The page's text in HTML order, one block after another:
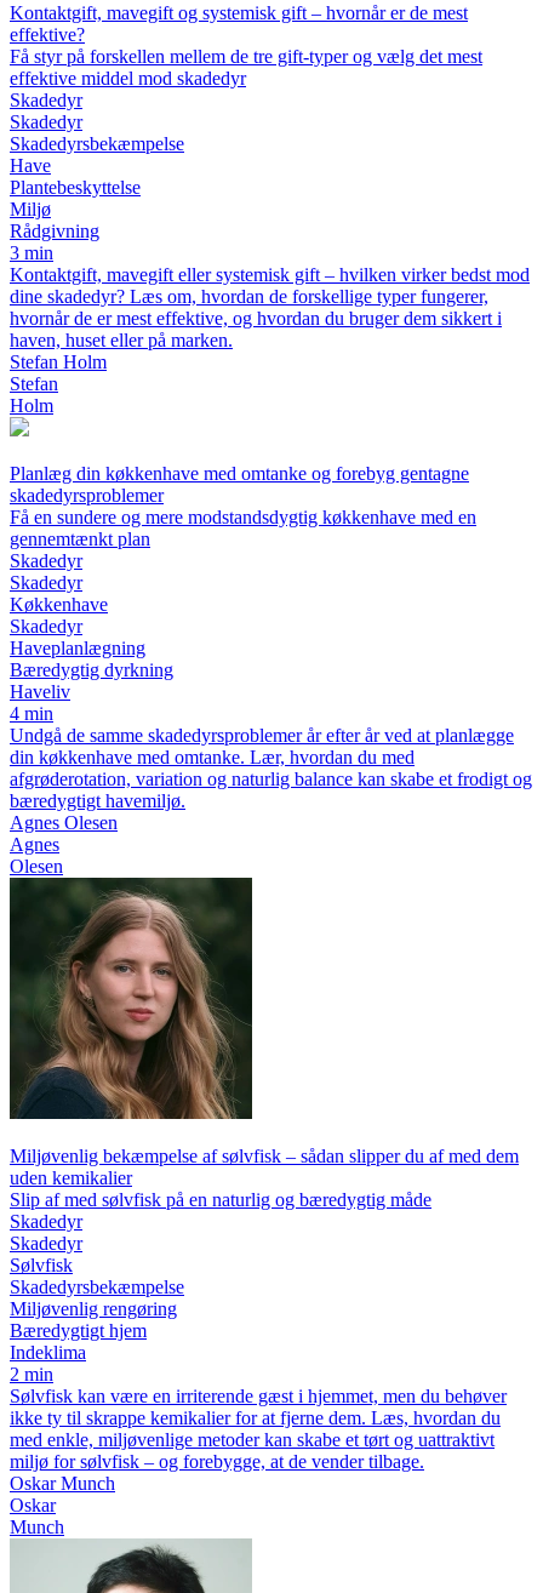
Kontaktgift, mavegift og systemisk gift – hvornår er de mest
effektive?
Få styr på forskellen mellem de tre gift-typer og vælg det mest
effektive middel mod skadedyr
Skadedyr
Skadedyr
Skadedyrsbekæmpelse
Have
Plantebeskyttelse
Miljø
Rådgivning
3 min
Kontaktgift, mavegift eller systemisk gift – hvilken virker bedst mod
dine skadedyr? Læs om, hvordan de forskellige typer fungerer,
hvornår de er mest effektive, og hvordan du bruger dem sikkert i
haven, huset eller på marken.
Stefan Holm
Stefan
Holm
Planlæg din køkkenhave med omtanke og forebyg gentagne
skadedyrsproblemer
Få en sundere og mere modstandsdygtig køkkenhave med en
gennemtænkt plan
Skadedyr
Skadedyr
Køkkenhave
Skadedyr
Haveplanlægning
Bæredygtig dyrkning
Haveliv
4 min
Undgå de samme skadedyrsproblemer år efter år ved at planlægge
din køkkenhave med omtanke. Lær, hvordan du med
afgrøderotation, variation og naturlig balance kan skabe et frodigt og
bæredygtigt havemiljø.
Agnes Olesen
Agnes
Olesen
Miljøvenlig bekæmpelse af sølvfisk – sådan slipper du af med dem
uden kemikalier
Slip af med sølvfisk på en naturlig og bæredygtig måde
Skadedyr
Skadedyr
Sølvfisk
Skadedyrsbekæmpelse
Miljøvenlig rengøring
Bæredygtigt hjem
Indeklima
2 min
Sølvfisk kan være en irriterende gæst i hjemmet, men du behøver
ikke ty til skrappe kemikalier for at fjerne dem. Læs, hvordan du
med enkle, miljøvenlige metoder kan skabe et tørt og uattraktivt
miljø for sølvfisk – og forebygge, at de vender tilbage.
Oskar Munch
Oskar
Munch